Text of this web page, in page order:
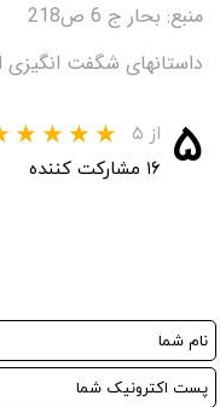
منبع: بحار ج 6 ص218
داستانهای شگفت انگیزی
۵ از ۵
۱۶ مشارکت کننده